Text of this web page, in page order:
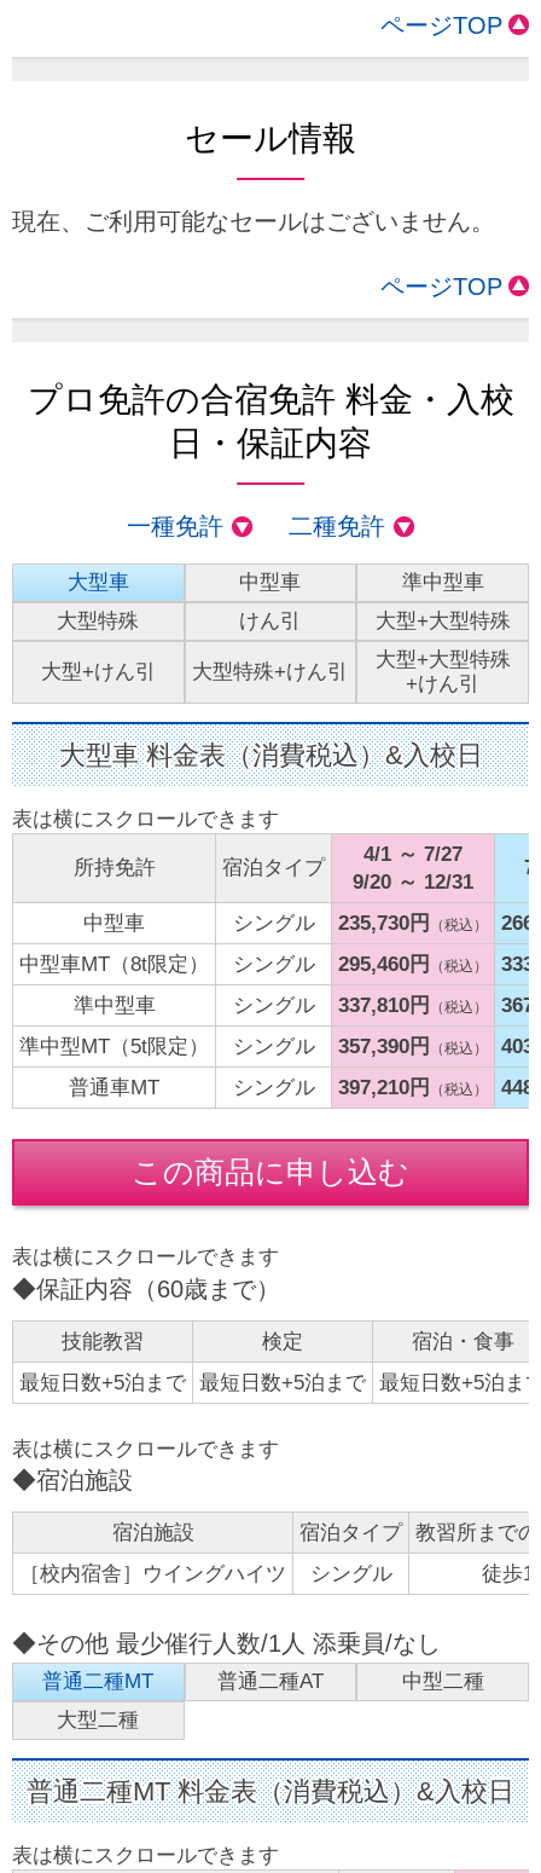
ページTOP
セール情報
現在、ご利用可能なセールはございません。
ページTOP
プロ免許の合宿免許 料金・入校
日・保証内容
一種免許 二種免許
大型車 中型車
準中型車
大型特殊
けん引 大型+大型特殊
大型+けん引 大型特殊+けん引
大型+大型特殊
+けん引
大型車 料金表（消費税込）&入校日
所持免許 宿泊タイプ
4/1 ～ 7/27
9/20 ～ 12/31
中型車 シングル 235,730円 （税込）
中型車MT（8t限定）
シングル 295,460円 （税込）
準中型車
シングル 337,810円 （税込）
準中型MT（5t限定）
シングル 357,390円 （税込）
普通車MT
シングル 397,210円 （税込）
この商品に申し込む
◆保証内容（60歳まで）
技能教習 検定
宿泊・食事
最短日数+5泊まで 最短日数+5泊まで 最短日数+5泊ま
◆宿泊施設
宿泊施設 宿泊タイプ 教習所まで
［校内宿舎］ウイングハイツ
シングル 徒歩1
◆その他 最少催行人数/1人 添乗員/なし
普通二種MT 普通二種AT
中型二種
大型二種
普通二種MT 料金表（消費税込）&入校日